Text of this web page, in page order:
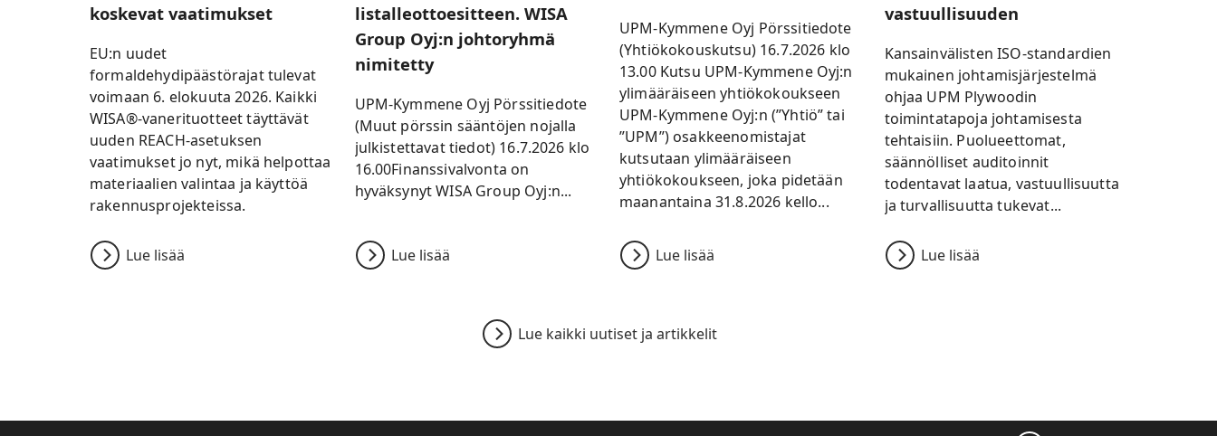
koskevat vaatimukset
EU:n uudet
formaldehydipäästörajat tulevat
voimaan 6. elokuuta 2026. Kaikki
WISA®-vanerituotteet täyttävät
uuden REACH-asetuksen
vaatimukset jo nyt, mikä helpottaa
materiaalien valintaa ja käyttöä
rakennusprojekteissa.
Lue lisää
listalleottoesitteen. WISA
Group Oyj:n johtoryhmä
nimitetty
UPM-Kymmene Oyj Pörssitiedote
(Muut pörssin sääntöjen nojalla
julkistettavat tiedot) 16.7.2026 klo
16.00Finanssivalvonta on
hyväksynyt WISA Group Oyj:n...
Lue lisää
UPM-Kymmene Oyj Pörssitiedote
(Yhtiökokouskutsu) 16.7.2026 klo
13.00 Kutsu UPM-Kymmene Oyj:n
ylimääräiseen yhtiökokoukseen
UPM-Kymmene Oyj:n (”Yhtiö” tai
”UPM”) osakkeenomistajat
kutsutaan ylimääräiseen
yhtiökokoukseen, joka pidetään
maanantaina 31.8.2026 kello...
Lue lisää
vastuullisuuden
Kansainvälisten ISO-standardien
mukainen johtamisjärjestelmä
ohjaa UPM Plywoodin
toimintatapoja johtamisesta
tehtaisiin. Puolueettomat,
säännölliset auditoinnit
todentavat laatua, vastuullisuutta
ja turvallisuutta tukevat...
Lue lisää
Lue kaikki uutiset ja artikkelit